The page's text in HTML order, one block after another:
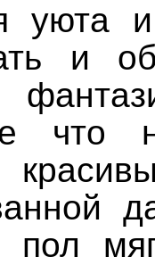
уюта
и
что
пол